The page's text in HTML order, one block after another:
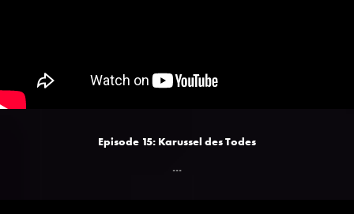
Episode 15: Karussel des Todes
...